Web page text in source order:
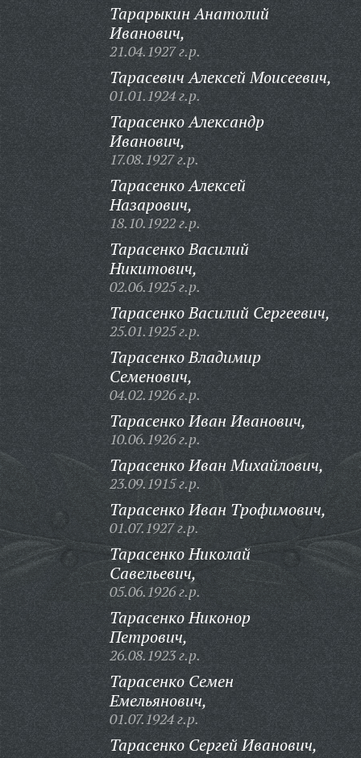
Тарарыкин Анатолий
Иванович,
21.04.1927 г.р.
Тарасевич Алексей Моисеевич,
01.01.1924 г.р.
Тарасенко Александр
Иванович,
17.08.1927 г.р.
Тарасенко Алексей
Назарович,
18.10.1922 г.р.
Тарасенко Василий
Никитович,
02.06.1925 г.р.
Тарасенко Василий Сергеевич,
25.01.1925 г.р.
Тарасенко Владимир
Семенович,
04.02.1926 г.р.
Тарасенко Иван Иванович,
10.06.1926 г.р.
Тарасенко Иван Михайлович,
23.09.1915 г.р.
Тарасенко Иван Трофимович,
01.07.1927 г.р.
Тарасенко Николай
Савельевич,
05.06.1926 г.р.
Тарасенко Никонор
Петрович,
26.08.1923 г.р.
Тарасенко Семен
Емельянович,
01.07.1924 г.р.
Тарасенко Сергей Иванович,